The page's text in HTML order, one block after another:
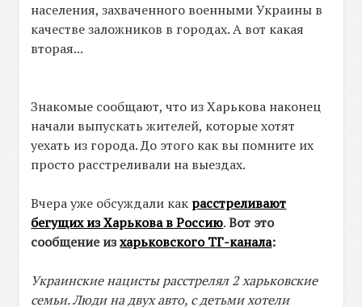
населения, захваченного военными Украины в
качестве заложников в городах. А вот какая
вторая...
Знакомые сообщают, что из Харькова наконец
начали выпускать жителей, которые хотят
уехать из города. До этого как вы помните их
просто расстреливали на выездах.
Вчера уже обсуждали как расстреливают
бегущих из Харькова в Россию.Вот это
сообщение изхарьковского ТГ-канала:
Украинские нацисты расстрелял 2 харьковские
семьи. Люди на двух авто, с детьми хотели